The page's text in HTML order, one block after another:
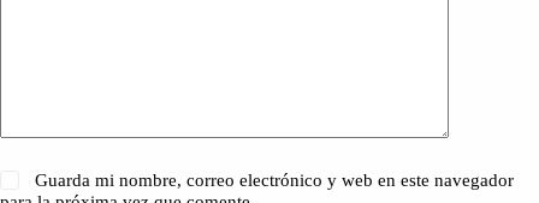
Guarda mi nombre, correo electrónico y web en este navegador